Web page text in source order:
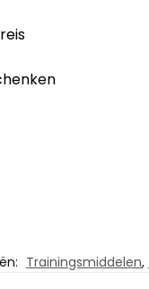
Trainingsmiddelen,